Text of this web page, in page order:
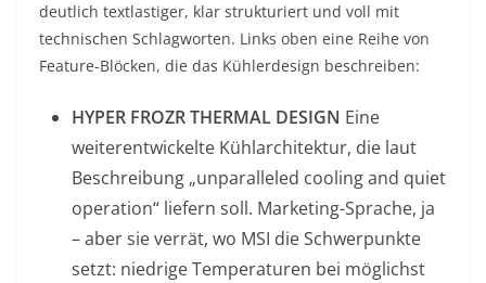
deutlich textlastiger, klar strukturiert und voll mit
technischen Schlagworten. Links oben eine Reihe von
Feature-Blöcken, die das Kühlerdesign beschreiben:
HYPER FROZR THERMAL DESIGN Eine
weiterentwickelte Kühlarchitektur, die laut
Beschreibung „unparalleled cooling and quiet
operation“ liefern soll. Marketing-Sprache, ja
– aber sie verrät, wo MSI die Schwerpunkte
setzt: niedrige Temperaturen bei möglichst